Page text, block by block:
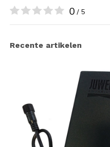
0 / 5
Recente artikelen